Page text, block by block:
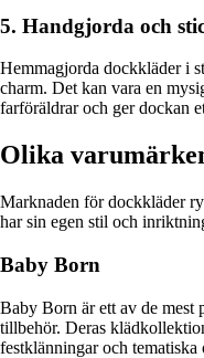
5. Handgjorda och
Hemmagjorda dockkläder i
charm. Det kan vara en
farföräldrar och ger dockan
Olika
Marknaden för dockkläder
har sin egen stil och
Baby Born
Baby Born är ett av de mest
tillbehör. Deras
festklänningar och